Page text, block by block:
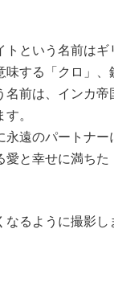
トという名前は
する「クロ」
名前は、インカ
。
永遠のパートナ
愛と幸せに満ち
るように撮影し